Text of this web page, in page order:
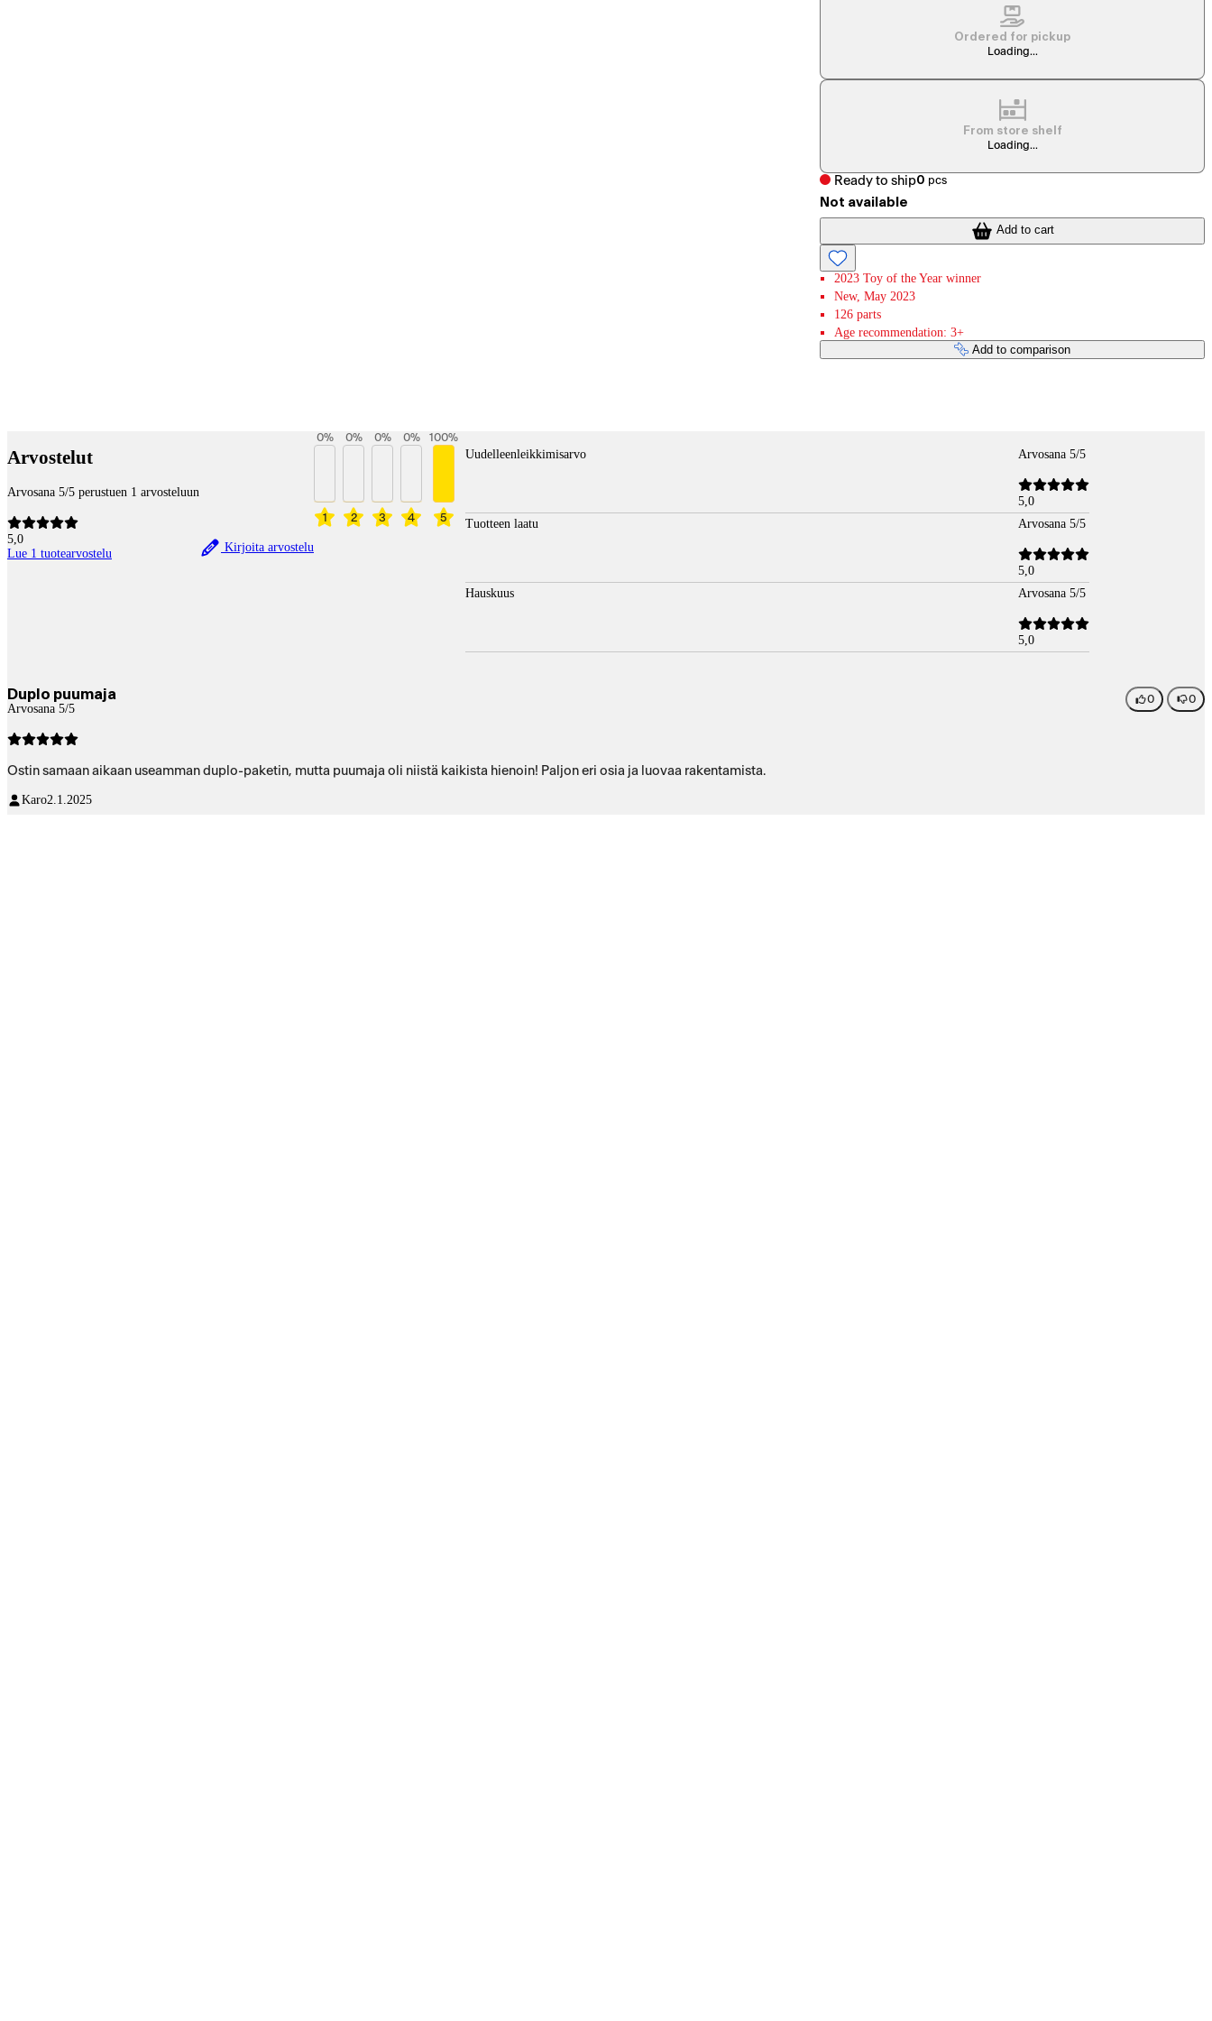
Ordered for pickup
Loading...
From store shelf
Loading...
Ready to ship0 pcs
Not available
Add to cart
2023 Toy of the Year winner
New, May 2023
126 parts
Age recommendation: 3+
Add to comparison
Arvostelut
Arvosana 5/5 perustuen 1 arvosteluun
5,0
Lue 1 tuotearvostelu
Kirjoita arvostelu
1
0%
2
0%
3
0%
4
0%
5
100%
Uudelleenleikkimisarvo Arvosana 5/5
5,0
Tuotteen laatu
Arvosana 5/5
5,0
Hauskuus
Arvosana 5/5
5,0
Duplo puumaja
Arvosana 5/5
0 0
Ostin samaan aikaan useamman duplo-paketin, mutta puumaja oli niistä kaikista hienoin! Paljon eri osia ja luovaa rakentamista.
Karo2.1.2025